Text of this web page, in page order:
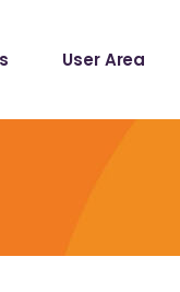
User Area